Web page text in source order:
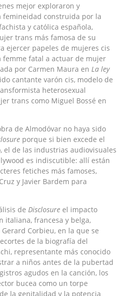
mejor exploraron y
femineidad construida por la
y católica española,
trans más famosa de su
ejercer papeles de mujeres cis
fatal a actuar de mujer
por Carmen Maura en La ley
cantante varón cis, modelo de
heterosexual
trans como Miguel Bossé en
de Almodóvar no haya sido
porque si bien excede el
el de las industrias audiovisuales
es indiscutible: allí están
fetiches más famoses,
y Javier Bardem para
de Disclosure el impacto
italiana, francesa y belga,
Corbieu, en la que se
de la biografía del
representante más conocido
a niños antes de la pubertad
agudos en la canción, los
bucea como un torpe
la genitalidad y la potencia